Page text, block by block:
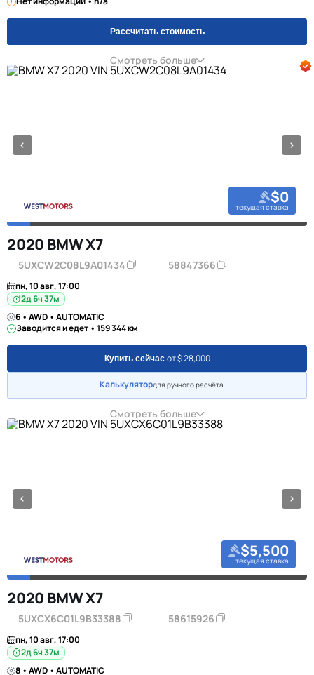
Рассчитать стоимость
Смотреть больше
$0
текущая ставка
2020 BMW X7
5UXCW2C08L9A01434 58847366
пн, 10 авг, 17:00
2д 6ч 37м
6 • AWD • AUTOMATIC
Заводится и едет • 159 344 км
Купить сейчас от $ 28,000
Калькулятордля ручного расчёта
Смотреть больше
$5,500
текущая ставка
2020 BMW X7
5UXCX6C01L9B33388 58615926
пн, 10 авг, 17:00
2д 6ч 37м
8 • AWD • AUTOMATIC